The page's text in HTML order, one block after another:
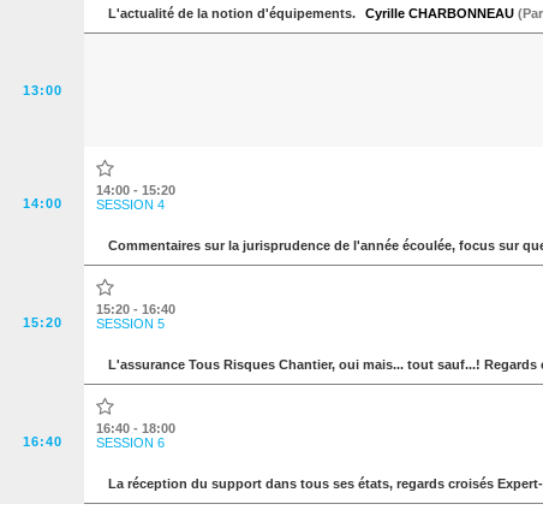
L'actualité de la notion d'équipements. Cyrille CHARBONNEAU (
13:00
14:00
14:00 - 15:20
SESSION 4
Commentaires sur la jurisprudence de l'année écoulée, focus sur
15:20
15:20 - 16:40
SESSION 5
L'assurance Tous Risques Chantier, oui mais... tout sauf...! Regards
16:40
16:40 - 18:00
SESSION 6
La réception du support dans tous ses états, regards croisés